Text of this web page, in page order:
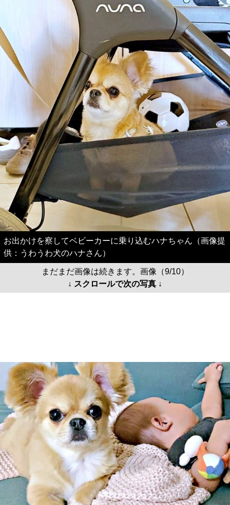
お出かけを察してベビーカーに乗り込むハナちゃん（画像提
供：うわうわ犬のハナさん）
まだまだ画像は続きます。画像（9/10）
↓ スクロールで次の写真 ↓